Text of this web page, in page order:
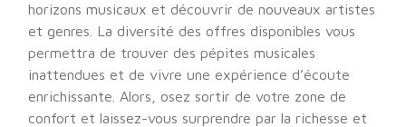
horizons musicaux et découvrir de nouveaux artistes
et genres. La diversité des offres disponibles vous
permettra de trouver des pépites musicales
inattendues et de vivre une expérience d’écoute
enrichissante. Alors, osez sortir de votre zone de
confort et laissez-vous surprendre par la richesse et